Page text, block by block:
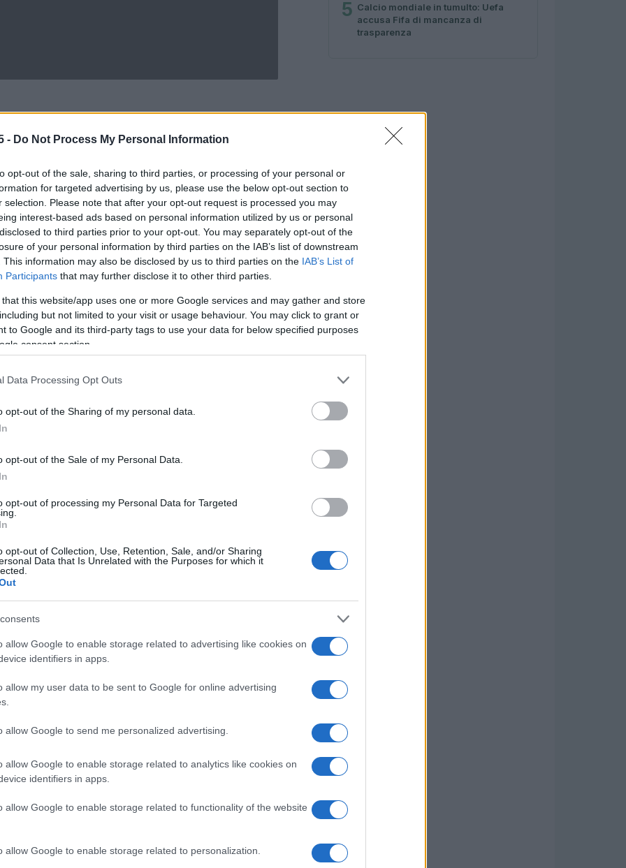
- Do Not Process My Personal Information
opt-out of the sale, sharing to third parties, or processing of your personal or
for targeted advertising by us, please use the below opt-out section to
selection. Please note that after your opt-out request is processed you may
interest-based ads based on personal information utilized by us or personal
to third parties prior to your opt-out. You may separately opt-out of the
of your personal information by third parties on the IAB’s list of downstream
This information may also be disclosed by us to third parties on the IAB’s List of
Participants that may further disclose it to other third parties.
that this website/app uses one or more Google services and may gather and store
but not limited to your visit or usage behaviour. You may click to grant or
to Google and its third-party tags to use your data for below specified purposes
consent section.
Data Processing Opt Outs
opt-out of the Sharing of my personal data.
opt-out of the Sale of my Personal Data.
opt-out of processing my Personal Data for Targeted
opt-out of Collection, Use, Retention, Sale, and/or Sharing
Data that Is Unrelated with the Purposes for which it
allow Google to enable storage related to advertising like cookies on
identifiers in apps.
allow my user data to be sent to Google for online advertising
allow Google to send me personalized advertising.
allow Google to enable storage related to analytics like cookies on
identifiers in apps.
allow Google to enable storage related to functionality of the website
allow Google to enable storage related to personalization.
sempre più superato. Ricordo quando
moduli cartacei e lunghe attese. Oggi,
banca, fondata nel 2013 in Germania,
propri risparmi, puntando su un modello
del suo successo? Scopriamoli insieme.
esponenziale
scettici riguardo alla possibilità di gestire il
in pochi anni, ha conquistato la fiducia
La chiave del suo successo risiede nella
all’avanguardia. In un settore dove la
che la tecnologia può essere sicura
5 Calcio mondiale in tumulto: Uefa
accusa Fifa di mancanza di
trasparenza